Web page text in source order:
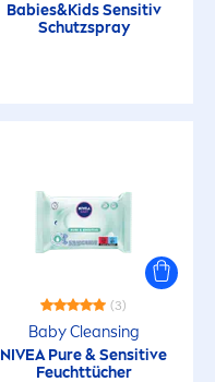
Babies&Kids Sensitiv
Schutzspray
(3)
Baby Cleansing
NIVEA Pure&Sensitive
Feuchttücher